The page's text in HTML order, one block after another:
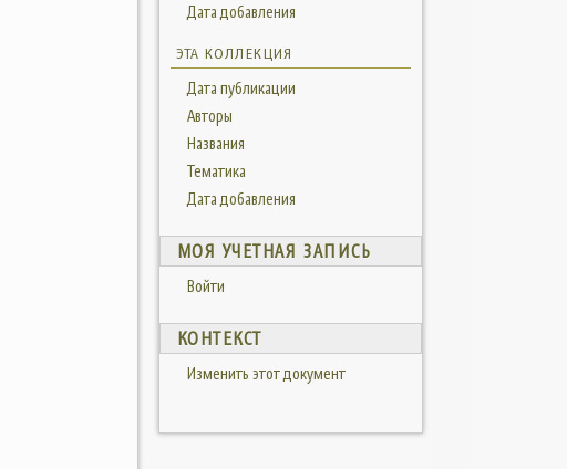
Дата добавления
ЭТА КОЛЛЕКЦИЯ
Дата публикации
Авторы
Названия
Тематика
Дата добавления
МОЯ УЧЕТНАЯ ЗАПИСЬ
Войти
КОНТЕКСТ
Изменить этот документ